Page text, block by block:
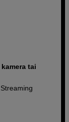
tai